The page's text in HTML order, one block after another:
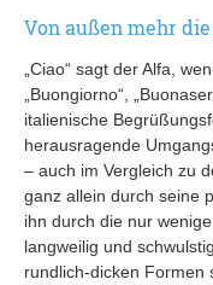
Von außen mehr
„Ciao“ sagt der Alfa,
„Buongiorno“,
italienische
herausragende
– auch im Vergleich zu
ganz allein durch seine
ihn durch die nur
langweilig und
rundlich-dicken Formen